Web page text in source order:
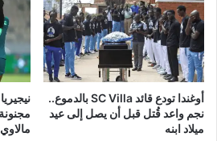
أوغندا تودع قائد SC Villa بالدموع..
نجم واعد قُتل قبل أن يصل إلى عيد
ميلاد ابنه